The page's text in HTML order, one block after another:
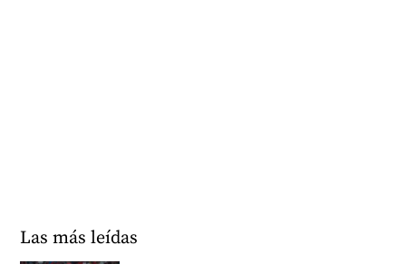
Las más leídas